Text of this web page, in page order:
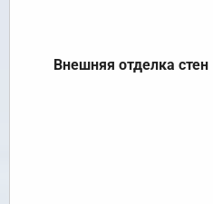
Внешняя отделка стен